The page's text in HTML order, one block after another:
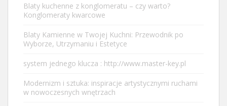
Blaty kuchenne z konglomeratu – czy warto?
Konglomeraty kwarcowe
Blaty Kamienne w Twojej Kuchni: Przewodnik po
Wyborze, Utrzymaniu i Estetyce
system jednego klucza : http://www.master-key.pl
Modernizm i sztuka: inspiracje artystycznymi ruchami
w nowoczesnych wnętrzach